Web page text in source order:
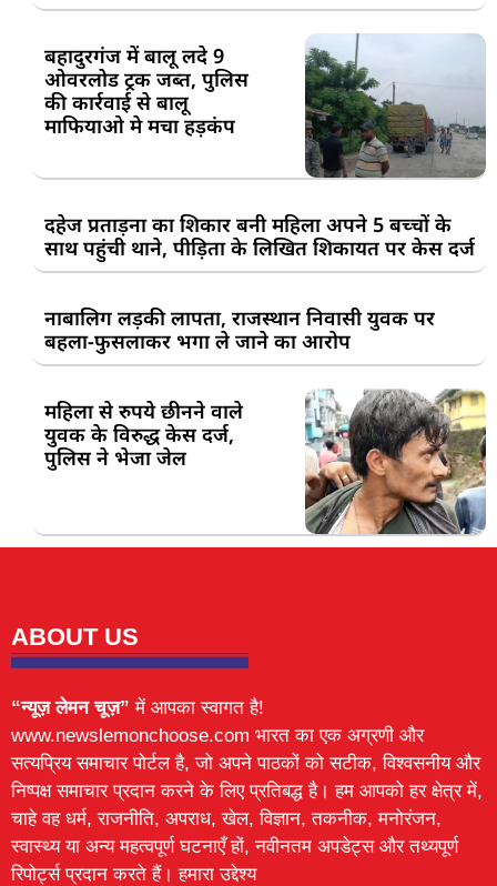
बहादुरगंज में बालू लदे 9
ओवरलोड ट्रक जब्त, पुलिस
की कार्रवाई से बालू
माफियाओ मे मचा हड़कंप
दहेज प्रताड़ना का शिकार बनी महिला अपने 5 बच्चों के
साथ पहुंची थाने, पीड़िता के लिखित शिकायत पर केस दर्ज
नाबालिग लड़की लापता, राजस्थान निवासी युवक पर
बहला-फुसलाकर भगा ले जाने का आरोप
महिला से रुपये छीनने वाले
युवक के विरुद्ध केस दर्ज,
पुलिस ने भेजा जेल
ABOUT US
“न्यूज़ लेमन चूज़” में आपका स्वागत है!
www.newslemonchoose.com भारत का एक अग्रणी और
सत्यप्रिय समाचार पोर्टल है, जो अपने पाठकों को सटीक, विश्वसनीय और
निष्पक्ष समाचार प्रदान करने के लिए प्रतिबद्ध है। हम आपको हर क्षेत्र में,
चाहे वह धर्म, राजनीति, अपराध, खेल, विज्ञान, तकनीक, मनोरंजन,
स्वास्थ्य या अन्य महत्वपूर्ण घटनाएँ हों, नवीनतम अपडेट्स और तथ्यपूर्ण
रिपोर्ट्स प्रदान करते हैं। हमारा उद्देश्य